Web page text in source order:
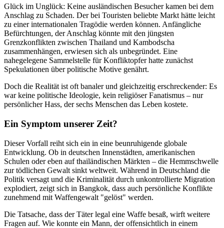
Glück im Unglück: Keine ausländischen Besucher kamen bei dem
Anschlag zu Schaden. Der bei Touristen beliebte Markt hätte leicht
zu einer internationalen Tragödie werden können. Anfängliche
Befürchtungen, der Anschlag könnte mit den jüngsten
Grenzkonflikten zwischen Thailand und Kambodscha
zusammenhängen, erwiesen sich als unbegründet. Eine
nahegelegene Sammelstelle für Konfliktopfer hatte zunächst
Spekulationen über politische Motive genährt.
Doch die Realität ist oft banaler und gleichzeitig erschreckender: Es
war keine politische Ideologie, kein religiöser Fanatismus – nur
persönlicher Hass, der sechs Menschen das Leben kostete.
Ein Symptom unserer Zeit?
Dieser Vorfall reiht sich ein in eine beunruhigende globale
Entwicklung. Ob in deutschen Innenstädten, amerikanischen
Schulen oder eben auf thailändischen Märkten – die Hemmschwelle
zur tödlichen Gewalt sinkt weltweit. Während in Deutschland die
Politik versagt und die Kriminalität durch unkontrollierte Migration
explodiert, zeigt sich in Bangkok, dass auch persönliche Konflikte
zunehmend mit Waffengewalt "gelöst" werden.
Die Tatsache, dass der Täter legal eine Waffe besaß, wirft weitere
Fragen auf. Wie konnte ein Mann, der offensichtlich in einem